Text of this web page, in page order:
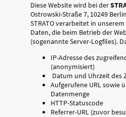
Diese Website wird bei der
Ostrowski-Straße 7, 10249
STRATO verarbeitet in
Daten, die beim Betrieb der
(sogenannte Server-Logfiles).
IP-Adresse des
(anonymisiert)
Datum und Uhrzeit des
Aufgerufene URL sowie
Datenmenge
HTTP-Statuscode
Referrer-URL (zuvor